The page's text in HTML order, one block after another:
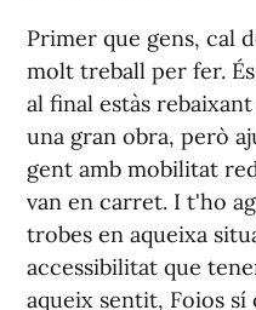
Primer que gens, cal
molt treball per fer.
al final estàs
una gran obra, però
gent amb mobilitat
van en carret. I t'ho
trobes en aqueixa
accessibilitat que
aqueix sentit, Foios sí